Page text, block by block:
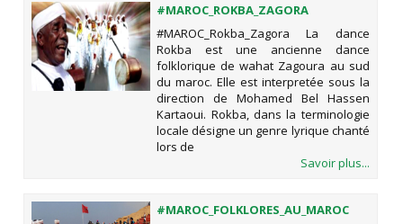
#MAROC_ROKBA_ZAGORA
#MAROC_Rokba_Zagora La dance
Rokba est une ancienne dance
folklorique de wahat Zagoura au sud
du maroc. Elle est interpretée sous la
direction de Mohamed Bel Hassen
Kartaoui. Rokba, dans la terminologie
locale désigne un genre lyrique chanté
lors de
Savoir plus...
#MAROC_FOLKLORES_AU_MAROC